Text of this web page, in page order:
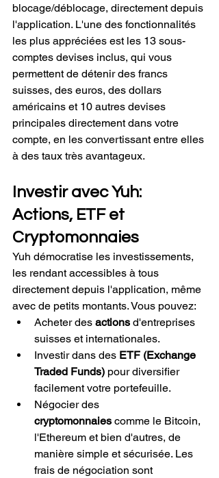
blocage/déblocage, directement depuis
l'application. L'une des fonctionnalités
les plus appréciées est les 13 sous-
comptes devises inclus, qui vous
permettent de détenir des francs
suisses, des euros, des dollars
américains et 10 autres devises
principales directement dans votre
compte, en les convertissant entre elles
à des taux très avantageux.
Investir avec Yuh:
Actions, ETF et
Cryptomonnaies
Yuh démocratise les investissements,
les rendant accessibles à tous
directement depuis l'application, même
avec de petits montants. Vous pouvez:
Acheter des actions d'entreprises
suisses et internationales.
Investir dans des ETF (Exchange
Traded Funds) pour diversifier
facilement votre portefeuille.
Négocier des
cryptomonnaies comme le Bitcoin,
l'Ethereum et bien d'autres, de
manière simple et sécurisée. Les
frais de négociation sont